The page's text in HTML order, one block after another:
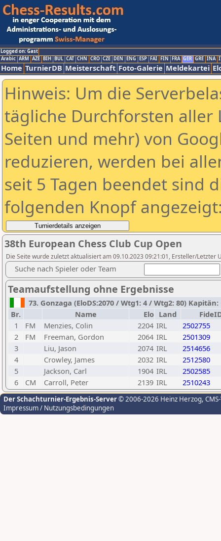
Logged on: Gast
Arabic ARM AZE BIH BUL CAT CHN CRO CZE DEN ENG ESP FAI FIN FRA GER GRE INA
Home TurnierDB Meisterschaft Foto-Galerie Meldekartei
Hinweis: Um die
tägliche Durchforsten aller
Seiten und mehr) von
reduzieren, werden bei
seit 5 Tagen beendet sind
folgenden Knopf
38th European Chess Club Cup Open
Die Seite wurde zuletzt aktualisiert am 09.10.2023 09:21:01, Ersteller/Letzter
Suche nach Spieler oder Team
Teamaufstellung ohne Ergebnisse
73. Gonzaga (EloDS:2070 / Wtg1: 4 / Wtg2: 80)
Br.
Name Elo Land
1
FM Menzies, Colin 2204 IRL
2502755
2
FM Freeman, Gordon 2064 IRL
2501309
3
Liu, Jason 2074 IRL
2514656
4
Crowley, James 2032 IRL
2512580
5
Jackson, Carl 1904 IRL
2502585
6
CM Carroll, Peter 2139 IRL 2510243
Der Schachturnier-Ergebnis-Server© 2006-2026 Heinz Herzog,
Impressum / Nutzungsbedingungen